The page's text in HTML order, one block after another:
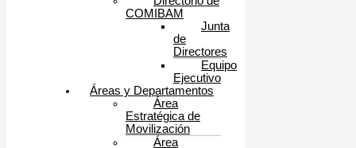
COMIBAM
Junta
de
Directores
Equipo
Ejecutivo
Áreas y Departamentos
Área
Estratégica de
Movilización
Área